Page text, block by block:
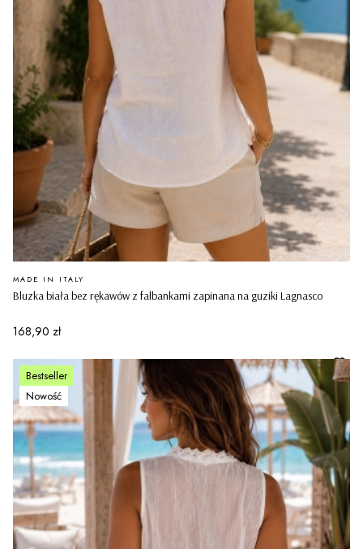
Bluzka biała bez rękawów z falbankami zapinana na guziki Lagnasco
PRODUCENT
MADE IN ITALY
Cena
168,90 zł
Bestseller
Nowość